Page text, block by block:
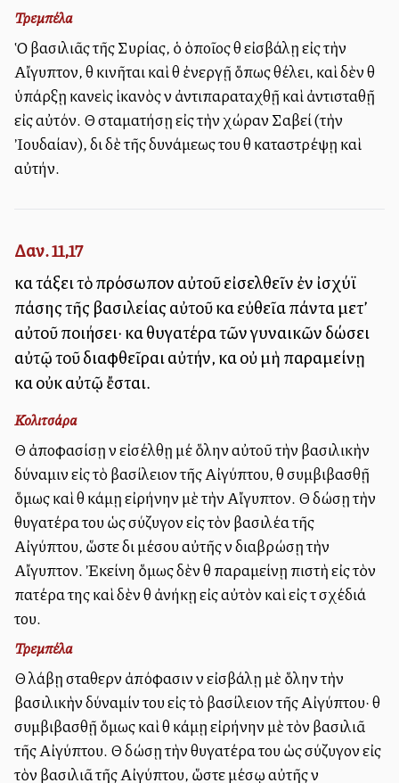
Τρεμπέλα
Ὁ βασιλιᾶς τῆς Συρίας, ὁ ὁποῖος θὰ εἰσβάλῃ εἰς τὴν
Αἴγυπτον, θὰ κινῆται καὶ θὰ ἐνεργῇ ὅπως θέλει, καὶ δὲν θὰ
ὑπάρξῃ κανεὶς ἱκανὸς νὰ ἀντιπαραταχθῇ καὶ ἀντισταθῇ
εἰς αὐτόν. Θὰ σταματήσῃ εἰς τὴν χώραν Σαβεί (τὴν
Ἰουδαίαν), διὰ δὲ τῆς δυνάμεως του θὰ καταστρέψῃ καὶ
αὐτήν.
Δαν. 11,17
καὶ τάξει τὸ πρόσωπον αὐτοῦ εἰσελθεῖν ἐν ἰσχύϊ
πάσης τῆς βασιλείας αὐτοῦ καὶ εὐθεῖα πάντα μετ’
αὐτοῦ ποιήσει· καὶ θυγατέρα τῶν γυναικῶν δώσει
αὐτῷ τοῦ διαφθεῖραι αὐτήν, καὶ οὐ μὴ παραμείνῃ
καὶ οὐκ αὐτῷ ἔσται.
Κολιτσάρα
Θὰ ἀποφασίσῃ νὰ εἰσέλθῃ μέ ὅλην αὐτοῦ τὴν βασιλικὴν
δύναμιν εἰς τὸ βασίλειον τῆς Αἰγύπτου, θὰ συμβιβασθῇ
ὅμως καὶ θὰ κάμῃ εἰρήνην μὲ τὴν Αἴγυπτον. Θὰ δώσῃ τὴν
θυγατέρα του ὡς σύζυγον εἰς τὸν βασιλέα τῆς
Αἰγύπτου, ὥστε διὰ μέσου αὐτῆς νὰ διαβρώσῃ τὴν
Αἴγυπτον. Ἐκείνη ὅμως δὲν θὰ παραμείνῃ πιστὴ εἰς τὸν
πατέρα της καὶ δὲν θὰ ἀνήκῃ εἰς αὐτὸν καὶ εἰς τὰ σχέδιά
του.
Τρεμπέλα
Θὰ λάβῃ σταθερὰν ἀπόφασιν νὰ εἰσβάλῃ μὲ ὅλην τὴν
βασιλικὴν δύναμίν του εἰς τὸ βασίλειον τῆς Αἰγύπτου· θὰ
συμβιβασθῇ ὅμως καὶ θὰ κάμῃ εἰρήνην μὲ τὸν βασιλιᾶ
τῆς Αἰγύπτου. Θὰ δώσῃ τὴν θυγατέρα του ὡς σύζυγον εἰς
τὸν βασιλιᾶ τῆς Αἰγύπτου, ὥστε μέσῳ αὐτῆς νὰ